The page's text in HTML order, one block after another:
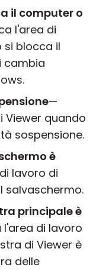
il computer o
l'area di
si blocca il
cambia
—
Viewer quando
sospensione.
è
lavoro di
salvaschermo.
principale è
di lavoro
di Viewer è
delle